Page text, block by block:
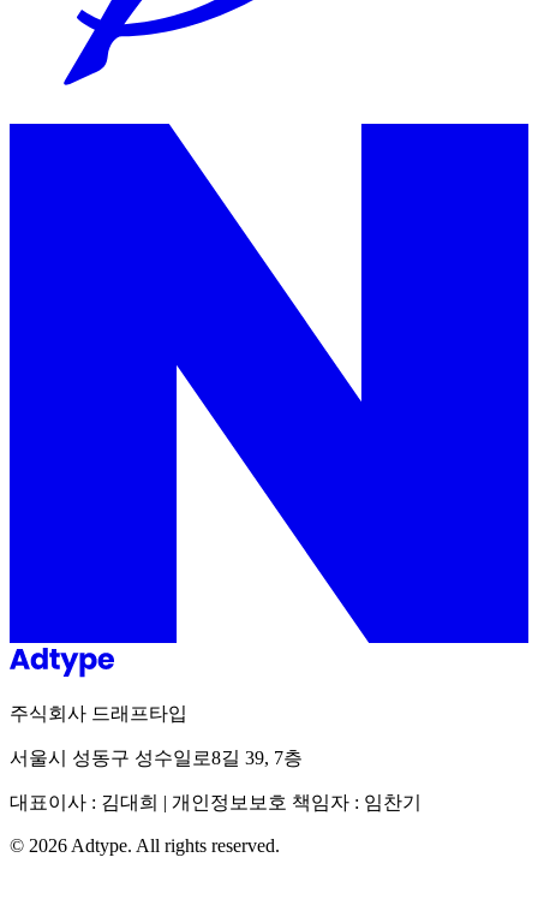
주식회사 드래프타입
서울시 성동구 성수일로8길 39, 7층
대표이사 : 김대희 | 개인정보보호 책임자 : 임찬기
© 2026 Adtype. All rights reserved.